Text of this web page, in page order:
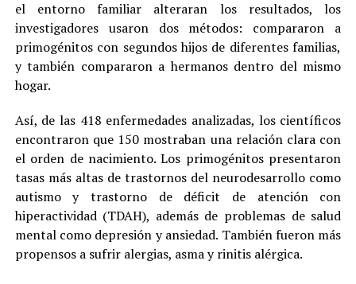
el entorno familiar alteraran los resultados, los
investigadores usaron dos métodos: compararon a
primogénitos con segundos hijos de diferentes familias,
y también compararon a hermanos dentro del mismo
hogar.
Así, de las 418 enfermedades analizadas, los científicos
encontraron que 150 mostraban una relación clara con
el orden de nacimiento. Los primogénitos presentaron
tasas más altas de trastornos del neurodesarrollo como
autismo y trastorno de déficit de atención con
hiperactividad (TDAH), además de problemas de salud
mental como depresión y ansiedad. También fueron más
propensos a sufrir alergias, asma y rinitis alérgica.